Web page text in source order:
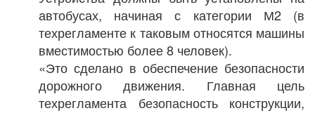
автобусах, начиная с категории М2 (в
техрегламенте к таковым относятся машины
вместимостью более 8 человек).
«Это сделано в обеспечение безопасности
дорожного движения. Главная цель
техрегламента безопасность конструкции,